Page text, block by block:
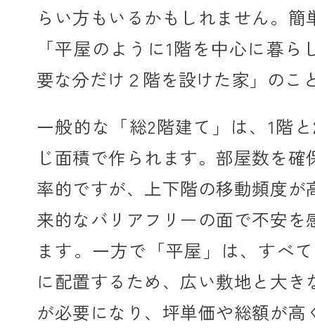
らい方もいるかもしれません。簡
「平屋のように1階を中心に暮ら
要な分だけ２階を設けた家」のこ
一般的な「総2階建て」は、1階
じ面積で作られます。部屋数を確
率的ですが、上下階の移動頻度が
来的なバリアフリーの面で不安を
ます。一方で「平屋」は、すべ
に配置するため、広い敷地と大き
が必要になり、坪単価や総額が高